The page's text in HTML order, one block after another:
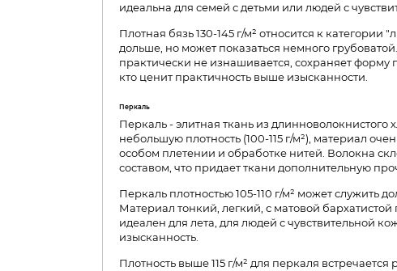
идеальна для семей с детьми или людей с
Плотная бязь 130-145 г/м² относится к категории
дольше, но может показаться немного
практически не изнашивается, сохраняет форму
кто ценит практичность выше изысканности.
Перкаль
Перкаль - элитная ткань из длинноволокнистого
небольшую плотность (100-115 г/м²), материал
особом плетении и обработке нитей. Волокна
составом, что придает ткани дополнительную
Перкаль плотностью 105-110 г/м² может служить
Материал тонкий, легкий, с матовой
идеален для лета, для людей с чувствительной
изысканность.
Плотность выше 115 г/м² для перкаля встречается